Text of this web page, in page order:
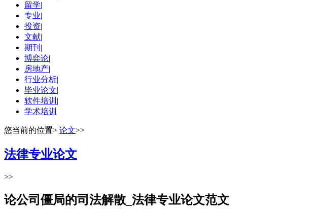
留学|
专业|
投资|
文献|
期刊 |
博弈论|
房地产|
行业分析|
毕业论文|
软件培训 |
学术培训
您当前的位置> 论文>>
法律专业论文
>>
论公司僵局的司法解散_法律专业论文范文